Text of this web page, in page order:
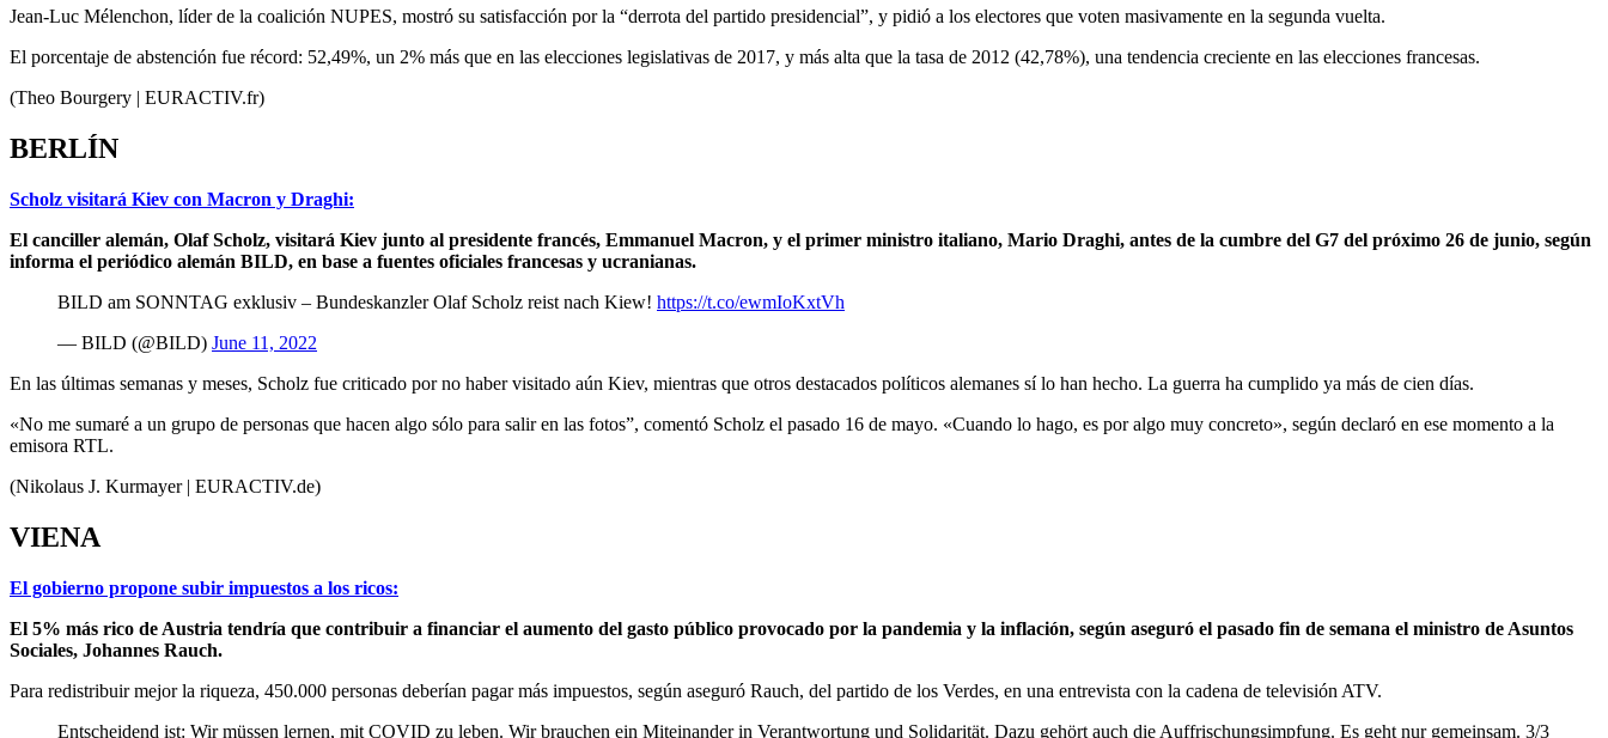
Jean-Luc Mélenchon, líder de la coalición NUPES, mostró su satisfacción por la “derrota del partido presidencial”, y pidió a los electores que voten masivamente en la segunda vuelta.
El porcentaje de abstención fue récord: 52,49%, un 2% más que en las elecciones legislativas de 2017, y más alta que la tasa de 2012 (42,78%), una tendencia creciente en las elecciones francesas.
(Theo Bourgery | EURACTIV.fr)
BERLÍN
Scholz visitará Kiev con Macron y Draghi:
El canciller alemán, Olaf Scholz, visitará Kiev junto al presidente francés, Emmanuel Macron, y el primer ministro italiano, Mario Draghi, antes de la cumbre del G7 del próximo 26 de junio, según
informa el periódico alemán BILD, en base a fuentes oficiales francesas y ucranianas.
BILD am SONNTAG exklusiv – Bundeskanzler Olaf Scholz reist nach Kiew! https://t.co/ewmIoKxtVh
— BILD (@BILD) June 11, 2022
En las últimas semanas y meses, Scholz fue criticado por no haber visitado aún Kiev, mientras que otros destacados políticos alemanes sí lo han hecho. La guerra ha cumplido ya más de cien días.
«No me sumaré a un grupo de personas que hacen algo sólo para salir en las fotos”, comentó Scholz el pasado 16 de mayo. «Cuando lo hago, es por algo muy concreto», según declaró en ese momento a la
emisora RTL.
(Nikolaus J. Kurmayer | EURACTIV.de)
VIENA
El gobierno propone subir impuestos a los ricos:
El 5% más rico de Austria tendría que contribuir a financiar el aumento del gasto público provocado por la pandemia y la inflación, según aseguró el pasado fin de semana el ministro de Asuntos
Sociales, Johannes Rauch.
Para redistribuir mejor la riqueza, 450.000 personas deberían pagar más impuestos, según aseguró Rauch, del partido de los Verdes, en una entrevista con la cadena de televisión ATV.
Entscheidend ist: Wir müssen lernen, mit COVID zu leben. Wir brauchen ein Miteinander in Verantwortung und Solidarität. Dazu gehört auch die Auffrischungsimpfung. Es geht nur gemeinsam. 3/3